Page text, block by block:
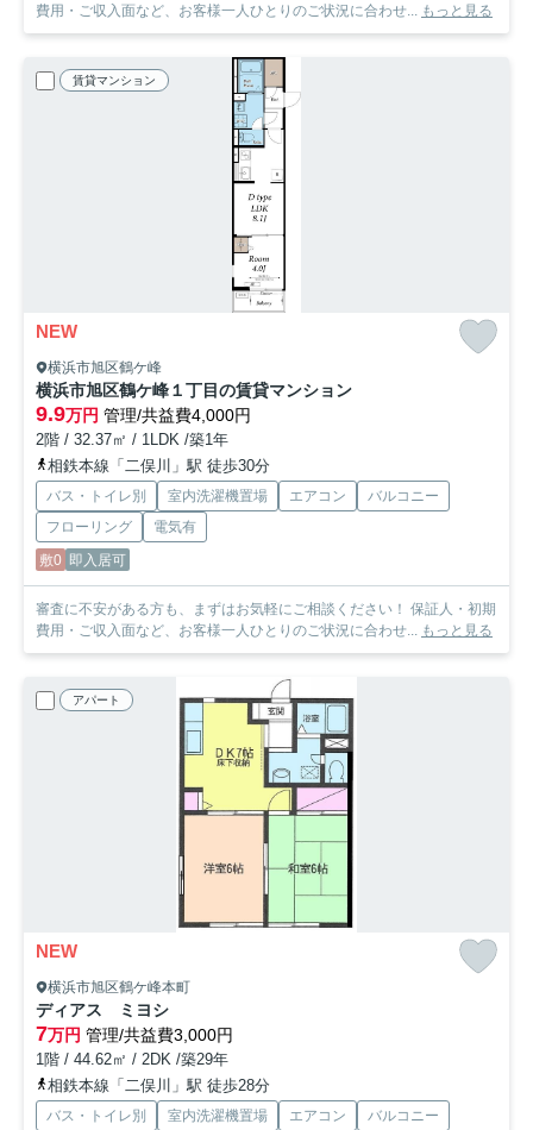
費用・ご収入面など、お客様一人ひとりのご状況に合わせ...
もっと見る
賃貸マンション
NEW
横浜市旭区鶴ケ峰
横浜市旭区鶴ケ峰１丁目の賃貸マンション
9.9万円 管理/共益費4,000円
2階 / 32.37㎡ / 1LDK /築1年
相鉄本線「二俣川」駅 徒歩30分
バス・トイレ別 室内洗濯機置場 エアコン
バルコニー
フローリング
電気有
敷0 即入居可
審査に不安がある方も、まずはお気軽にご相談ください！ 保証人・初期
費用・ご収入面など、お客様一人ひとりのご状況に合わせ...
もっと見る
アパート
NEW
横浜市旭区鶴ケ峰本町
ディアス ミヨシ
7万円 管理/共益費3,000円
1階 / 44.62㎡ / 2DK /築29年
相鉄本線「二俣川」駅 徒歩28分
バス・トイレ別 室内洗濯機置場 エアコン バルコニー